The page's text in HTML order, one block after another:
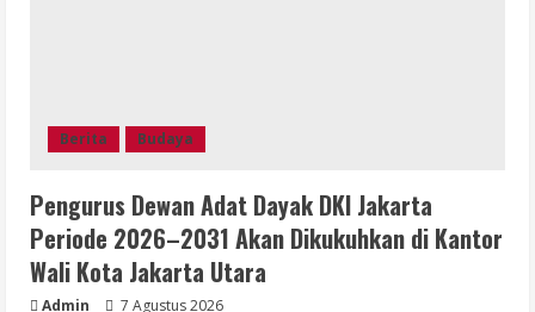
Berita Budaya
Pengurus Dewan Adat Dayak DKI Jakarta
Periode 2026–2031 Akan Dikukuhkan di Kantor
Wali Kota Jakarta Utara
Admin 7 Agustus 2026